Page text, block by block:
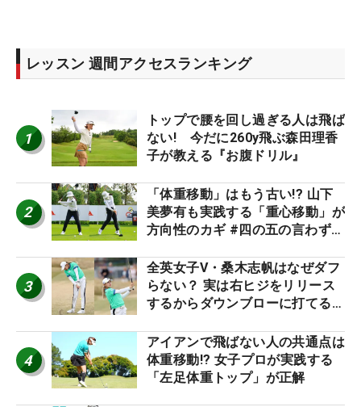
レッスン 週間アクセスランキング
1
トップで腰を回し過ぎる人は飛ば
ない! 今だに260y飛ぶ森田理香
子が教える『お腹ドリル』
2
「体重移動」はもう古い!? 山下
美夢有も実践する「重心移動」が
方向性のカギ #四の五の言わず振
3
全英女子V・桑木志帆はなぜダフ
らない？ 実は右ヒジをリリース
するからダウンブローに打てる #
4
アイアンで飛ばない人の共通点は
体重移動!? 女子プロが実践する
「左足体重トップ」が正解